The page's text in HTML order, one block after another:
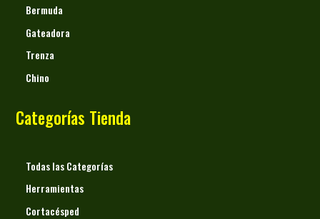
Bermuda
Gateadora
Trenza
Chino
Categorías Tienda
Todas las Categorías
Herramientas
Cortacésped